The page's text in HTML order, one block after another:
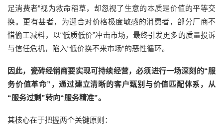
足消费者”视为救命稻草，却忽视了生意的本质是价值的平等交
换。更有甚者，为迎合对价格极度敏感的消费者，部分厂商不
惜偷工减料，以“低质低价”冲击市场，最终引发更多的质量投诉
与信任危机，陷入“低价换不来市场”的恶性循环。
因此，瓷砖经销商要实现可持续经营，必须进行一场深刻的“服
务价值革命”，通过建立清晰的客户甄别与价值匹配体系， 从
“服务过剩”转向“服务精准”。
其核心在于把握两个关键原则：